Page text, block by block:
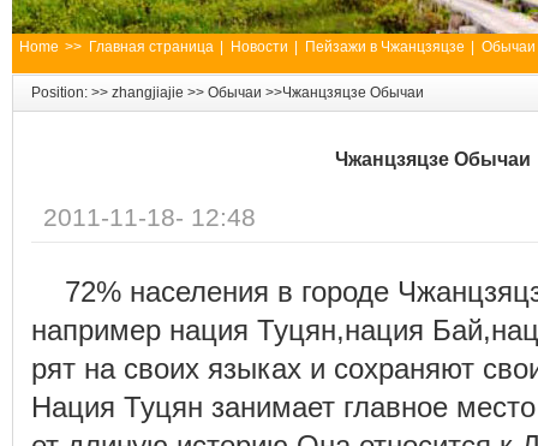
Home >> Главная страница Новости Пейзажи в Чжанцзяцзе Обычаи
Position: >> zhangjiajie >> Обычаи >>Чжанцзяцзе Обычаи
Чжанцзяцзе Обычаи
2011-11-18- 12:48
72% населения в городе
например нация Туцян,нация
рят на своих языках и сохраняют
Нация Туцян занимает главное